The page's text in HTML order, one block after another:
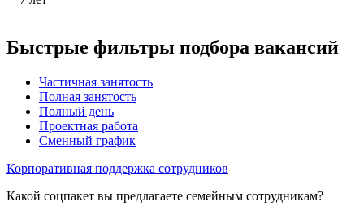
Быстрые фильтры подбора вакансий
Частичная занятость
Полная занятость
Полный день
Проектная работа
Сменный график
Корпоративная поддержка сотрудников
Какой соцпакет вы предлагаете семейным сотрудникам?